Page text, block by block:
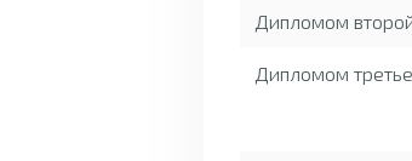
Дипломом
Дипломом